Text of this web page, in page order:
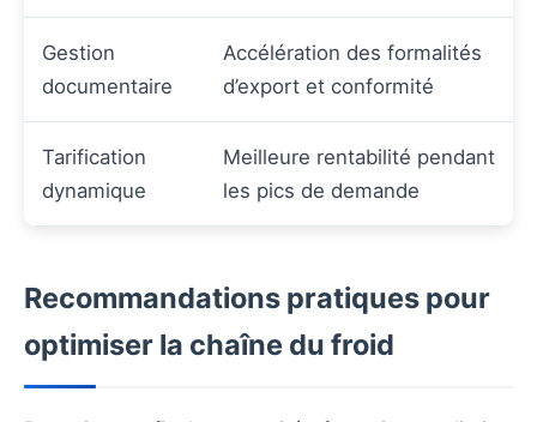
Gestion
documentaire
Accélération des formalités
d’export et conformité
Tarification
dynamique
Meilleure rentabilité pendant
les pics de demande
Recommandations pratiques pour
optimiser la chaîne du froid